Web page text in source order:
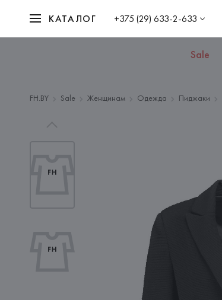
КАТАЛОГ +375 (29) 633-2-633
Sale
FH.BY Sale Женщинам Одежда Пиджаки